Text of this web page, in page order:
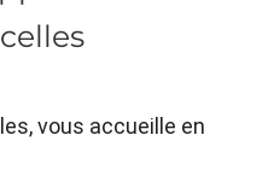
vous accueille en